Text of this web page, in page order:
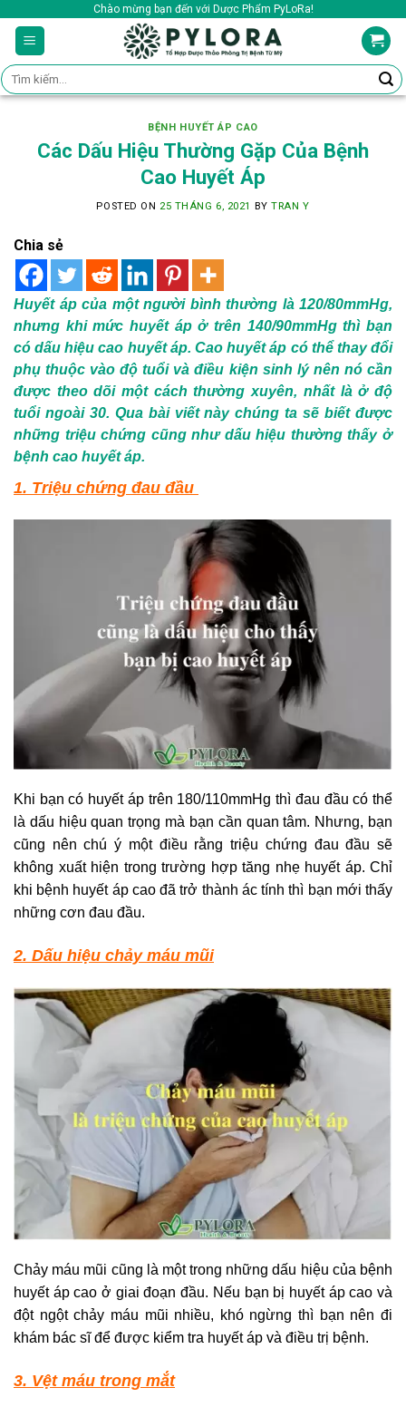
content
Chào mừng bạn đến với Dược Phẩm PyLoRa!
Tìm
kiếm:
BỆNH HUYẾT ÁP CAO
Các Dấu Hiệu Thường Gặp Của Bệnh
Cao Huyết Áp
POSTED ON 25 THÁNG 6, 2021 BYTRAN Y
Chia sẻ
Huyết áp của một người bình thường là 120/80mmHg,
nhưng khi mức huyết áp ở trên 140/90mmHg thì bạn
có dấu hiệu cao huyết áp. Cao huyết áp có thể thay đổi
phụ thuộc vào độ tuổi và điều kiện sinh lý nên nó cần
được theo dõi một cách thường xuyên, nhất là ở độ
tuổi ngoài 30. Qua bài viết này chúng ta sẽ biết được
những triệu chứng cũng như dấu hiệu thường thấy ở
bệnh cao huyết áp.
1. Triệu chứng đau đầu
Khi bạn có huyết áp trên 180/110mmHg thì đau đầu có thể
là dấu hiệu quan trọng mà bạn cần quan tâm. Nhưng, bạn
cũng nên chú ý một điều rằng triệu chứng đau đầu sẽ
không xuất hiện trong trường hợp tăng nhẹ huyết áp. Chỉ
khi bệnh huyết áp cao đã trở thành ác tính thì bạn mới thấy
những cơn đau đầu.
2. Dấu hiệu chảy máu mũi
Chảy máu mũi cũng là một trong những dấu hiệu của bệnh
huyết áp cao ở giai đoạn đầu. Nếu bạn bị huyết áp cao và
đột ngột chảy máu mũi nhiều, khó ngừng thì bạn nên đi
khám bác sĩ để được kiểm tra huyết áp và điều trị bệnh.
3. Vệt máu trong mắt